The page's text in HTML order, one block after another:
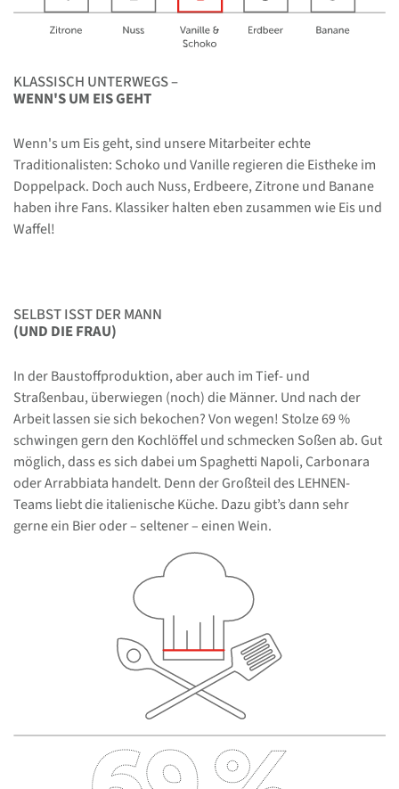
KLASSISCH UNTERWEGS –
WENN'S UM EIS GEHT
Wenn's um Eis geht, sind unsere Mitarbeiter echte
Traditionalisten: Schoko und Vanille regieren die Eistheke im
Doppelpack. Doch auch Nuss, Erdbeere, Zitrone und Banane
haben ihre Fans. Klassiker halten eben zusammen wie Eis und
Waffel!
SELBST ISST DER MANN
(UND DIE FRAU)
In der Baustoffproduktion, aber auch im Tief- und
Straßenbau, überwiegen (noch) die Männer. Und nach der
Arbeit lassen sie sich bekochen? Von wegen! Stolze 69 %
schwingen gern den Kochlöffel und schmecken Soßen ab. Gut
möglich, dass es sich dabei um Spaghetti Napoli, Carbonara
oder Arrabbiata handelt. Denn der Großteil des LEHNEN-
Teams liebt die italienische Küche. Dazu gibt’s dann sehr
gerne ein Bier oder – seltener – einen Wein.